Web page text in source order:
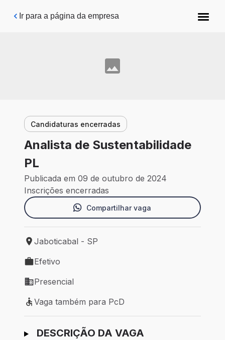
Pular para o conteúdo principal
Ir para a página da empresa
Candidaturas encerradas
Analista de Sustentabilidade
PL
Publicada em 09 de outubro de 2024
Inscrições encerradas
Compartilhar vaga
Local de trabalho: Jaboticabal - SP
Jaboticabal - SP
Tipo de vaga: Efetivo
Efetivo
Modelo de trabalho: Presencial
Presencial
Vaga também para PcD
Vaga também para PcD
Ir para candidatura
DESCRIÇÃO DA VAGA